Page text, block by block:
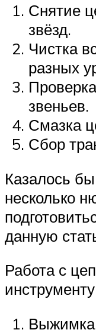
Снятие
звёзд.
Чистка
разных
звеньев.
Смазка
Сбор
Казалось
несколько
данную
Работа с
Выжимка